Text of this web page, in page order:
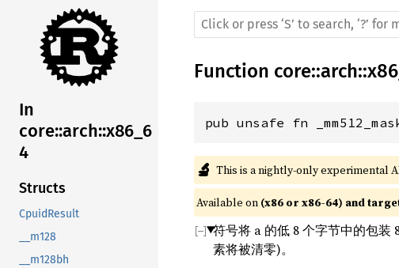
In
core::arch::x86_6
4
Structs
CpuidResult
__m128
__m128bh
Function core::arch::
pub unsafe fn
🔬 This is a nightly-only experimental
Available on (x86 or x86-64) and
符号将 a 的低 8 个字节中的包装
素将被清零)。